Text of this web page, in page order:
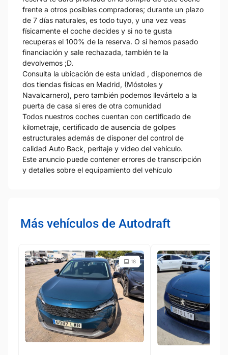
frente a otros posibles compradores; durante un plazo
de 7 días naturales, es todo tuyo, y una vez veas
físicamente el coche decides y si no te gusta
recuperas el 100% de la reserva. O si hemos pasado
financiación y sale rechazada, también te la
devolvemos ;D.
Consulta la ubicación de esta unidad , disponemos de
dos tiendas físicas en Madrid, (Móstoles y
Navalcarnero), pero también podemos llevártelo a la
puerta de casa si eres de otra comunidad
Todos nuestros coches cuentan con certificado de
kilometraje, certificado de ausencia de golpes
estructurales además de disponer del control de
calidad Auto Back, peritaje y vídeo del vehículo.
Este anuncio puede contener errores de transcripción
y detalles sobre el equipamiento del vehículo
Más vehículos de Autodraft
18